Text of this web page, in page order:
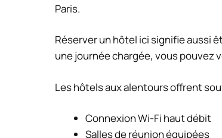
Paris.
Réserver un hôtel ici signifie aussi
une journée chargée, vous pouvez
Les hôtels aux alentours offrent
Connexion Wi-Fi haut débit
Salles de réunion équipées